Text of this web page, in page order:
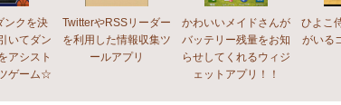
ンクを決
いてダン
アシスト
ゲーム☆
TwitterやRSSリーダー
を利用した情報収集ツ
ールアプリ
かわいいメイドさんが
バッテリー残量をお知
らせしてくれるウィジ
ェットアプリ！！
ひよこ
がいる